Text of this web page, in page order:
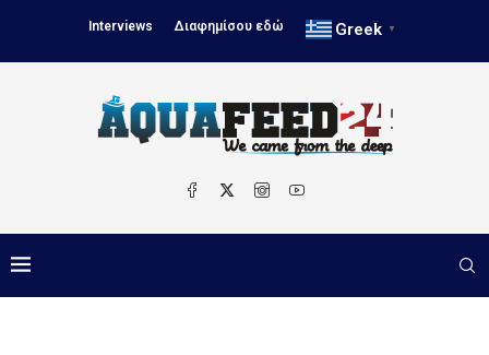
Interviews Διαφημίσου εδώ Greek ▼